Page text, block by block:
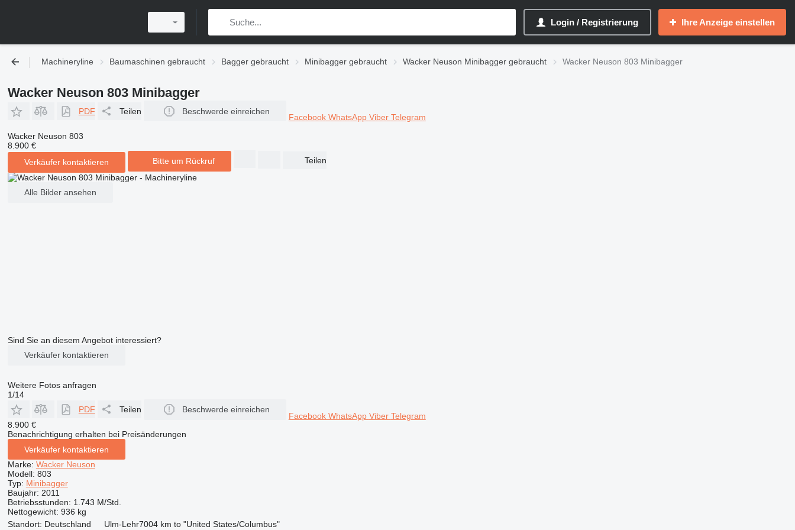
Login / Registrierung Ihre Anzeige einstellen
Machineryline Baumaschinen gebraucht Bagger gebraucht Minibagger gebraucht Wacker Neuson Minibagger gebraucht Wacker Neuson 803 Minibagger
Wacker Neuson 803 Minibagger
PDF Teilen Beschwerde einreichen
Facebook WhatsApp Viber Telegram
Wacker Neuson 803
8.900 €
Verkäufer kontaktieren
Bitte um Rückruf Teilen
Alle Bilder ansehen
Sind Sie an diesem Angebot interessiert?
Verkäufer kontaktieren
Weitere Fotos anfragen
1/14
PDF
Teilen Beschwerde einreichen
Facebook WhatsApp Viber Telegram
8.900 €
Benachrichtigung erhalten bei Preisänderungen
Verkäufer kontaktieren
Marke: Wacker Neuson
Modell: 803
Typ: Minibagger
Baujahr: 2011
Betriebsstunden: 1.743 M/Std.
Nettogewicht: 936 kg
Standort: Deutschland Ulm-Lehr7004 km to "United States/Columbus"